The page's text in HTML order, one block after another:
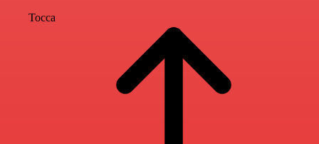
Tocca